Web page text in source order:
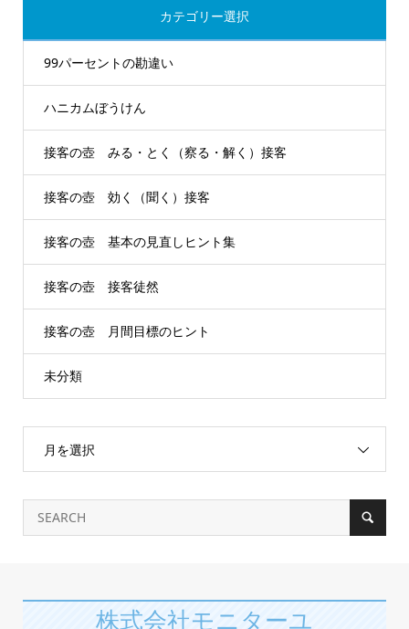
カテゴリー選択
99パーセントの勘違い
ハニカムぼうけん
接客の壺 みる・とく（察る・解く）接客
接客の壺 効く（聞く）接客
接客の壺 基本の見直しヒント集
接客の壺 接客徒然
接客の壺 月間目標のヒント
未分類
月を選択
株式会社モニターユ